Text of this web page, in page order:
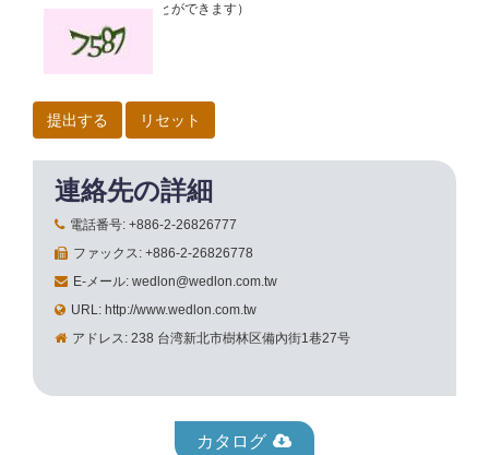
ックすることができます）
連絡先の詳細
電話番号: +886-2-26826777
ファックス: +886-2-26826778
E-メール: wedlon@wedlon.com.tw
URL: http://www.wedlon.com.tw
アドレス: 238 台湾新北市樹林区備內街1巷27号
カタログ